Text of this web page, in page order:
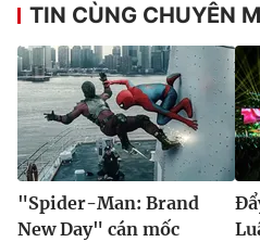
TIN CÙNG CHUYÊN
"Spider-Man: Brand
New Day" cán mốc